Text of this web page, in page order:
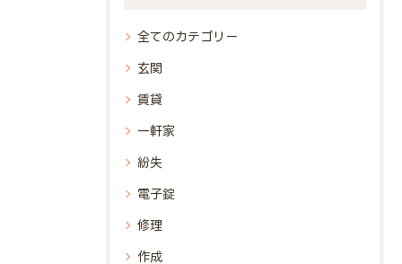
全てのカテゴリー
玄関
賃貸
一軒家
紛失
電子錠
修理
作成